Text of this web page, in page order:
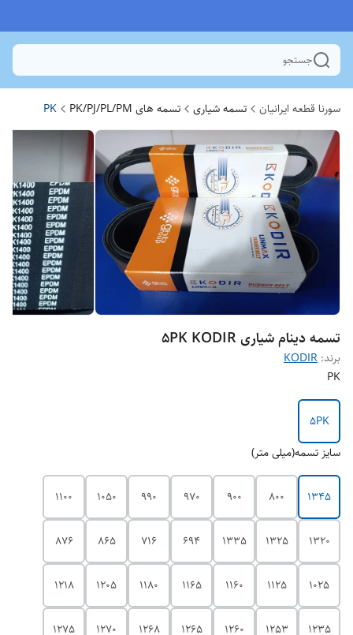
جستجو
سورنا قطعه ایرانیان تسمه شیاری تسمه های PK/PJ/PL/PM PK
تسمه دینام شیاری 5PK KODIR
برند: KODIR
PK
5PK
سایز تسمه(میلی متر)
1345
800
900
970
990
1050
1100
1320
1325
1335
694
716
865
876
1025
1125
1160
1165
1180
1205
1218
1235
1253
1260
1265
1268
1270
1275